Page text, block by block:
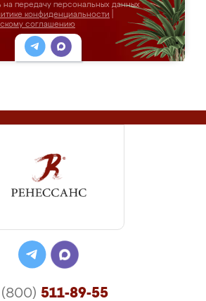
передачу персональных данных
конфиденциальности
соглашению
511-89-55